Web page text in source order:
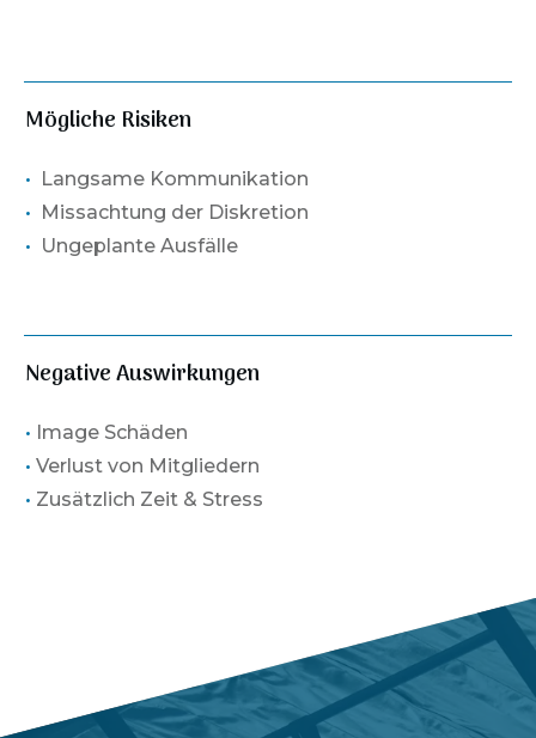
Mögliche Risiken
• Langsame Kommunikation
• Missachtung der Diskretion
• Ungeplante Ausfälle
Negative Auswirkungen
• Image Schäden
• Verlust von Mitgliedern
• Zusätzlich Zeit & Stress